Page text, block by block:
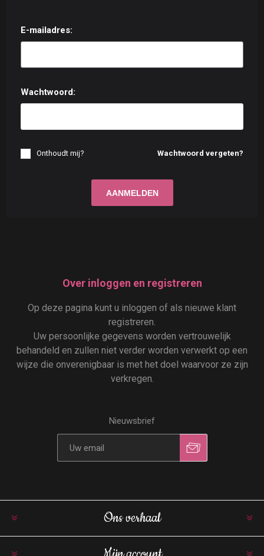
E-mailadres:
Wachtwoord:
Wachtwoord vergeten?
Onthoudt mij?
Over inloggen en registreren
Op deze pagina kunt u inloggen of als nieuwe klant
registreren.
Uw persoonlijke gegevens worden vertrouwelijk
behandeld en zullen niet verder worden verwerkt op een
wijze die onverenigbaar is met het doel waarvoor ze zijn
verkregen.
Nieuwsbrief
Ons verhaal